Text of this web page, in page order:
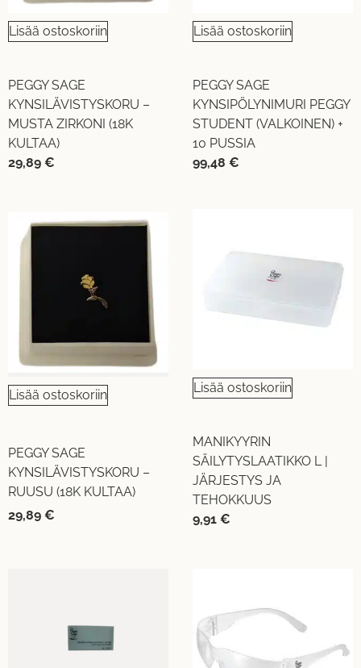
Lisää ostoskoriin
PEGGY SAGE
KYNSILÄVISTYSKORU –
MUSTA ZIRKONI (18K
KULTAA)
29,89 €
Lisää ostoskoriin
PEGGY SAGE
KYNSIPÖLYNIMURI PEGGY
STUDENT (VALKOINEN) +
10 PUSSIA
99,48 €
Lisää ostoskoriin
PEGGY SAGE
KYNSILÄVISTYSKORU –
RUUSU (18K KULTAA)
29,89 €
Lisää ostoskoriin
MANIKYYRIN
SÄILYTYSLAATIKKO L |
JÄRJESTYS JA
TEHOKKUUS
9,91 €